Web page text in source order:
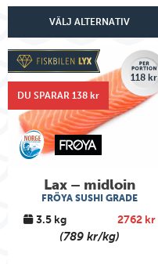
VÄLJ ALTERNATIV
118 kr
DU SPARAR 138 kr
Lax – midloin
FRÖYA SUSHI GRADE
3.5 kg 2762 kr
(789 kr/kg)